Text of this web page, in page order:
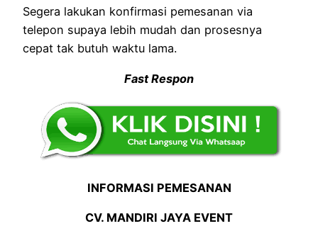
Segera lakukan konfirmasi pemesanan via
telepon supaya lebih mudah dan prosesnya
cepat tak butuh waktu lama.
Fast Respon
INFORMASI PEMESANAN
CV. MANDIRI JAYA EVENT